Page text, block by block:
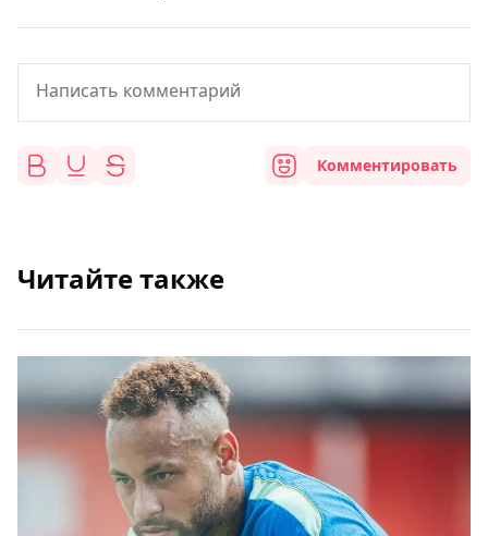
Комментировать
Читайте также